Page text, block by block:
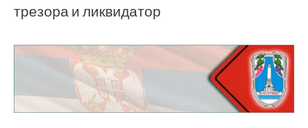
трезора и ликвидатор